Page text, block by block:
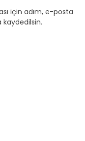
için adım, e-posta
kaydedilsin.